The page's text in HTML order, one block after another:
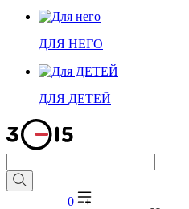
ДЛЯ НЕГО
ДЛЯ ДЕТЕЙ
0